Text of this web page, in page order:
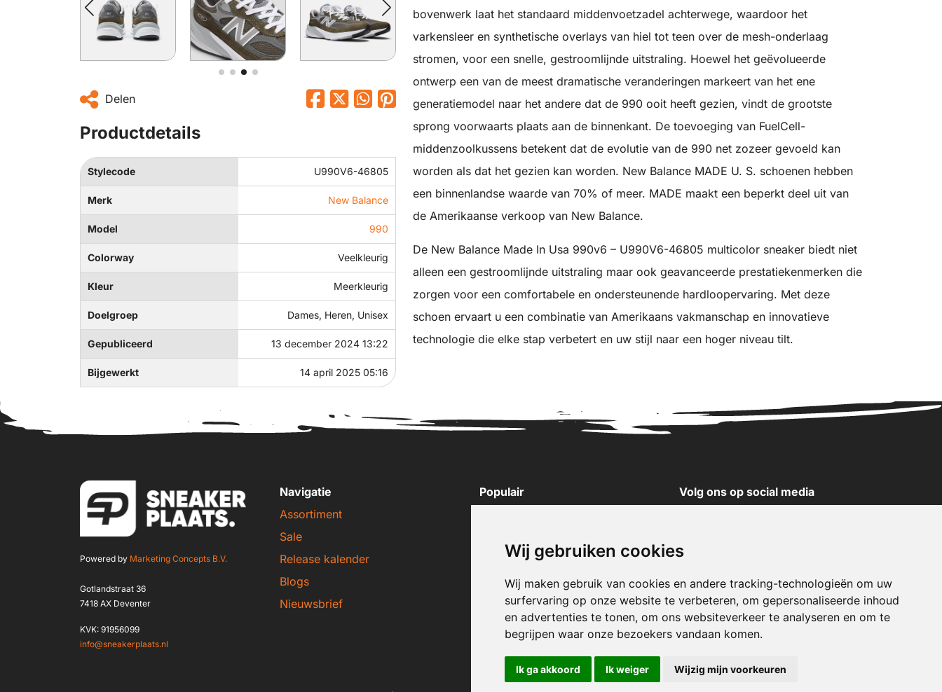
Wij gebruiken cookies
Wij maken gebruik van cookies en andere tracking-technologieën om uw
surfervaring op onze website te verbeteren, om gepersonaliseerde inhoud
en advertenties te tonen, om ons websiteverkeer te analyseren en om te
begrijpen waar onze bezoekers vandaan komen.
Ik ga akkoord Ik weiger Wijzig mijn voorkeuren
Delen
Productdetails
Stylecode U990V6-46805
Merk New Balance
Model 990
Colorway Veelkleurig
Kleur Meerkleurig
Doelgroep Dames, Heren, Unisex
Gepubliceerd 13 december 2024 13:22
Bijgewerkt 14 april 2025 05:16
bovenwerk laat het standaard middenvoetzadel achterwege, waardoor het
varkensleer en synthetische overlays van hiel tot teen over de mesh-onderlaag
stromen, voor een snelle, gestroomlijnde uitstraling. Hoewel het geëvolueerde
ontwerp een van de meest dramatische veranderingen markeert van het ene
generatiemodel naar het andere dat de 990 ooit heeft gezien, vindt de grootste
sprong voorwaarts plaats aan de binnenkant. De toevoeging van FuelCell-
middenzoolkussens betekent dat de evolutie van de 990 net zozeer gevoeld kan
worden als dat het gezien kan worden. New Balance MADE U. S. schoenen hebben
een binnenlandse waarde van 70% of meer. MADE maakt een beperkt deel uit van
de Amerikaanse verkoop van New Balance.
De New Balance Made In Usa 990v6 – U990V6-46805 multicolor sneaker biedt niet
alleen een gestroomlijnde uitstraling maar ook geavanceerde prestatiekenmerken die
zorgen voor een comfortabele en ondersteunende hardloopervaring. Met deze
schoen ervaart u een combinatie van Amerikaans vakmanschap en innovatieve
technologie die elke stap verbetert en uw stijl naar een hoger niveau tilt.
Powered by Marketing Concepts B.V.
Gotlandstraat 36
7418 AX Deventer
KVK: 91956099
info@sneakerplaats.nl
Navigatie
Assortiment
Sale
Release kalender
Blogs
Nieuwsbrief
Populair
New Balance sneakers
Puma sneakers
Converse sneakers
Volg ons op social media
X
Pinterest